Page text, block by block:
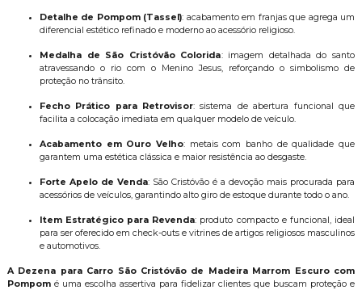
Detalhe de Pompom (Tassel): acabamento em franjas que agrega um
diferencial estético refinado e moderno ao acessório religioso.
Medalha de São Cristóvão Colorida: imagem detalhada do santo
atravessando o rio com o Menino Jesus, reforçando o simbolismo de
proteção no trânsito.
Fecho Prático para Retrovisor: sistema de abertura funcional que
facilita a colocação imediata em qualquer modelo de veículo.
Acabamento em Ouro Velho: metais com banho de qualidade que
garantem uma estética clássica e maior resistência ao desgaste.
Forte Apelo de Venda: São Cristóvão é a devoção mais procurada para
acessórios de veículos, garantindo alto giro de estoque durante todo o ano.
Item Estratégico para Revenda: produto compacto e funcional, ideal
para ser oferecido em check-outs e vitrines de artigos religiosos masculinos
e automotivos.
A Dezena para Carro São Cristóvão de Madeira Marrom Escuro com
Pompom é uma escolha assertiva para fidelizar clientes que buscam proteção e